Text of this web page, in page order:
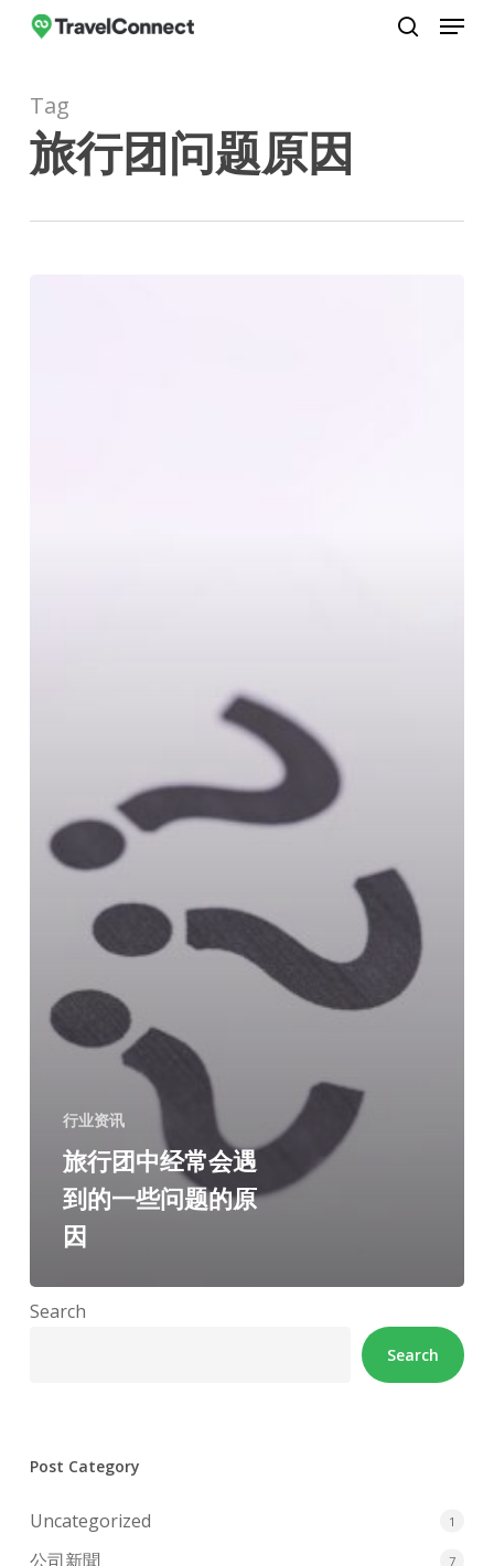
Skip
content
Menu
Tag
旅行团问题原因
行业资讯
旅行团中经常会遇
到的一些问题的原
因
Search
Search
Post Category
Uncategorized 1
公司新聞 7